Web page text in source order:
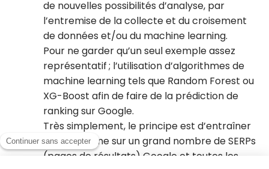
de nouvelles possibilités d’analyse, par
l’entremise de la collecte et du croisement
de données et/ou du machine learning.
Pour ne garder qu’un seul exemple assez
représentatif ; l’utilisation d’algorithmes de
machine learning tels que Random Forest ou
XG-Boost afin de faire de la prédiction de
ranking sur Google.
Très simplement, le principe est d’entraîner
un algorithme sur un grand nombre de SERPs
(pages de résultats) Google et toutes les